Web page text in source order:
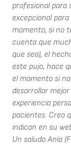
profesional para
excepcional
momento, si no
cuenta que
que sea), el
este pujo, hace
el momento si
desarrollar
experiencia
pacientes. Creo
indican en su
Un saludo Ania